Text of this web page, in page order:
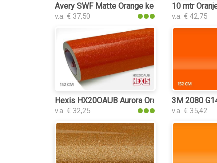
Avery SWF Matte Orange keukenfolie
v.a. € 37,50
10 mtr
v.a. € 42,75
Hexis HX20OAUB Aurora Orange Gloss
v.a. € 32,25
3M 2080
v.a. € 35,42